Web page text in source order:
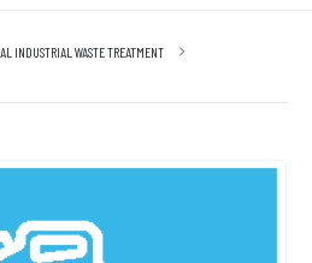
INDUSTRIAL WASTE TREATMENT